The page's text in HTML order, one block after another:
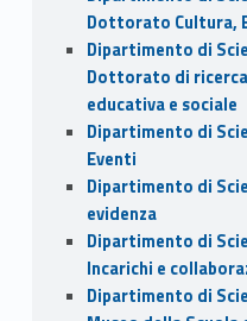
Dottorato Cultura,
Dipartimento di
Dottorato di
educativa e sociale
Dipartimento di
Eventi
Dipartimento di
evidenza
Dipartimento di
Incarichi e
Dipartimento di